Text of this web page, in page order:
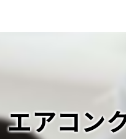
エアコン